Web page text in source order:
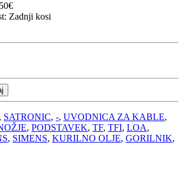
Zadnji kosi
, SATRONIC, -, UVODNICA ZA KABLE,
, PODSTAVEK, TF, TFI, LOA,
, SIMENS, KURILNO OLJE, GORILNIK,